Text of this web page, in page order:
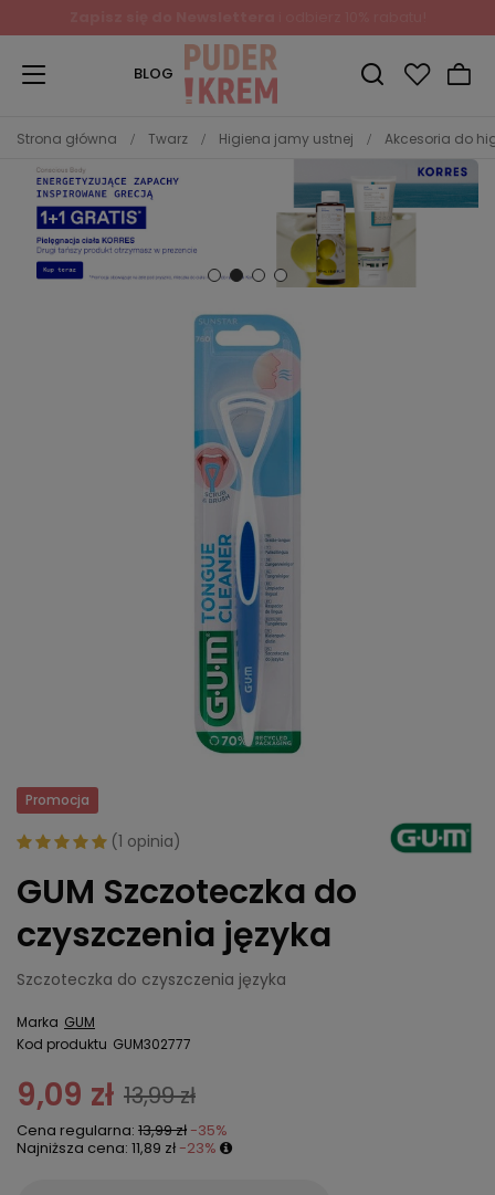
BLOG
Strona główna Twarz Higiena jamy ustnej Akcesoria do
Promocja
(1 opinia)
GUM Szczoteczka do
czyszczenia języka
Szczoteczka do czyszczenia języka
Marka GUM
Kod produktu GUM302777
9,09 zł 13,99 zł
Cena regularna: 13,99 zł -35%
Najniższa cena: 11,89 zł -23%